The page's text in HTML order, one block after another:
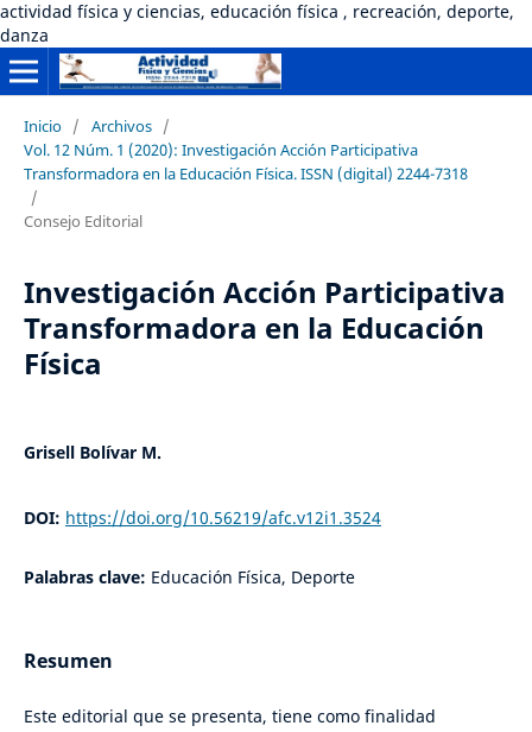
actividad física y ciencias, educación física , recreación, deporte,
danza
Inicio / Archivos /
Vol. 12 Núm. 1 (2020): Investigación Acción Participativa
Transformadora en la Educación Física. ISSN (digital) 2244-7318
/
Consejo Editorial
Investigación Acción Participativa
Transformadora en la Educación
Física
Grisell Bolívar M.
DOI: https://doi.org/10.56219/afc.v12i1.3524
Palabras clave: Educación Física, Deporte
Resumen
Este editorial que se presenta, tiene como finalidad